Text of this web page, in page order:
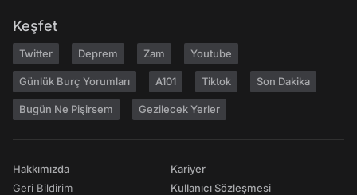
Keşfet
Twitter Deprem Zam Youtube
Günlük Burç Yorumları A101 Tiktok Son Dakika
Bugün Ne Pişirsem Gezilecek Yerler
Hakkımızda
Geri Bildirim
Kariyer
Kullanıcı Sözleşmesi